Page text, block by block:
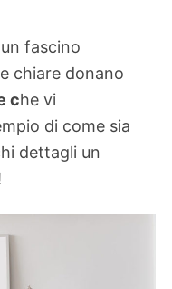
fascino
chiare donano
che vi
di come sia
dettagli un